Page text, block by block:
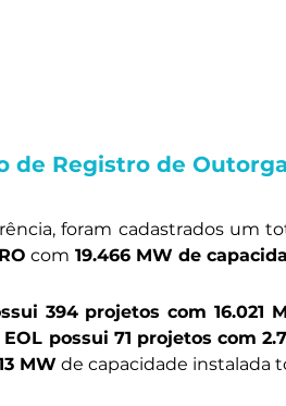
de Registro de
foram cadastrados um
com 19.466 MW de
394 projetos com 16.021
EOL possui 71 projetos com
MW de capacidade instalada